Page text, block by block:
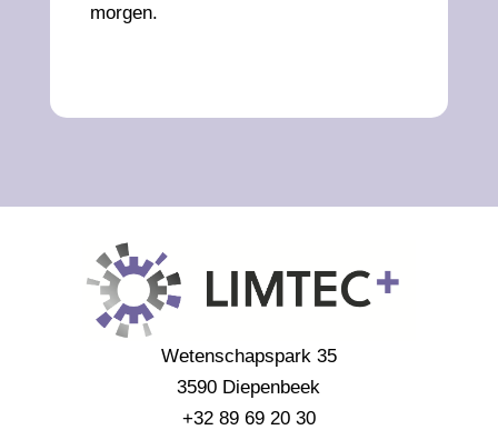
morgen.
Wetenschapspark 35
3590 Diepenbeek
+32 89 69 20 30